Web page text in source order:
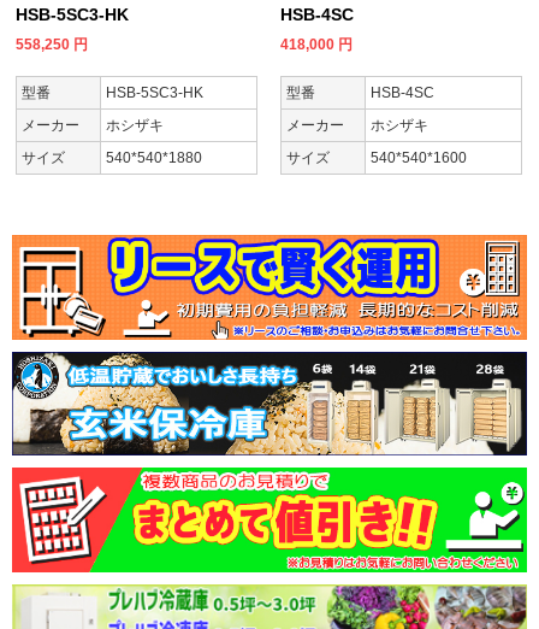
HSB-5SC3-HK
558,250 円
型番
HSB-5SC3-HK
メーカー
ホシザキ
サイズ
540*540*1880
HSB-4SC
418,000 円
型番
HSB-4SC
メーカー
ホシザキ
サイズ
540*540*1600